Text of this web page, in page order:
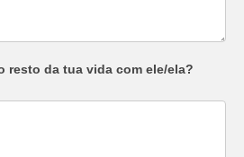
resto da tua vida com ele/ela?